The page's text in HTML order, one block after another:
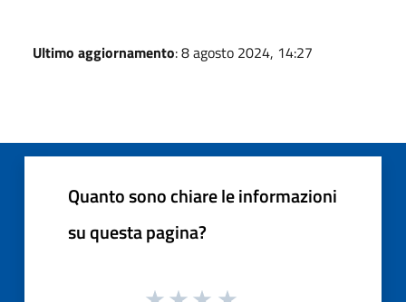
Ultimo aggiornamento: 8 agosto 2024, 14:27
Quanto sono chiare le informazioni
su questa pagina?